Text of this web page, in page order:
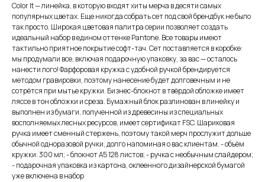
Color It — линейка, в которую входят хиты мерча в десяти самых
популярных цветах. Еще никогда собрать сет под свой брендбук не было
так просто. Широкая цветовая палитра серии позволяет создать
идеальный набор в едином оттенке Pantone. Все товары имеют
тактильно приятное покрытие софт-тач. Сет поставляется в коробке:
мы продумали все, включая подарочную упаковку, за вас — осталось
нанести лого! Фарфоровая кружка с удобной ручкой брендируется
методом гравировки, поэтому нанесение будет долговечным и не
сотрётся при мытье кружки. Бизнес-блокнот в твёрдой обложке имеет
ляссе в тон обложки и среза. Бумажный блок разлинован в линейку и
выполнен из бумаги, полученной из древесины из специальных
восполняемых лесных ресурсов, имеет сертификат FSC. Шариковая
ручка имеет сменный стержень, поэтому такой мерч прослужит дольше
обычной одноразовой ручки, долго напоминая о вас клиентам. - объём
кружки: 300 мл; - блокнот А5 128 листов; - ручка с необычным слайдером;
- подарочная упаковка из картона, оклеенного дизайнерской бумагой
уже включена в набор